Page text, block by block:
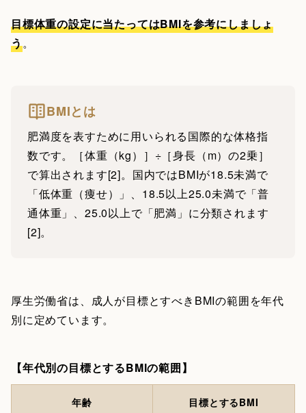
目標体重の設定に当たってはBMIを参考にしましょ
う。
BMIとは
肥満度を表すために用いられる国際的な体格指
数です。［体重（kg）］÷［身長（m）の2乗］
で算出されます[2]。国内ではBMIが18.5未満で
「低体重（痩せ）」、18.5以上25.0未満で「普
通体重」、25.0以上で「肥満」に分類されます
[2]。
厚生労働省は、成人が目標とすべきBMIの範囲を年代
別に定めています。
【年代別の目標とするBMIの範囲】
年齢 目標とするBMI